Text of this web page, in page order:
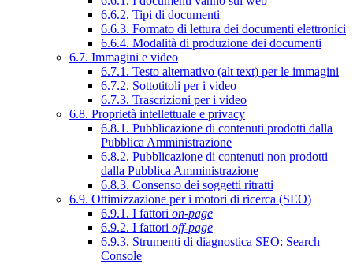
6.6.2. Tipi di documenti
6.6.3. Formato di lettura dei documenti elettronici
6.6.4. Modalità di produzione dei documenti
6.7. Immagini e video
6.7.1. Testo alternativo (alt text) per le immagini
6.7.2. Sottotitoli per i video
6.7.3. Trascrizioni per i video
6.8. Proprietà intellettuale e privacy
6.8.1. Pubblicazione di contenuti prodotti dalla
Pubblica Amministrazione
6.8.2. Pubblicazione di contenuti non prodotti
dalla Pubblica Amministrazione
6.8.3. Consenso dei soggetti ritratti
6.9. Ottimizzazione per i motori di ricerca (SEO)
6.9.1. I fattori on-page
6.9.2. I fattori off-page
6.9.3. Strumenti di diagnostica SEO: Search
Console